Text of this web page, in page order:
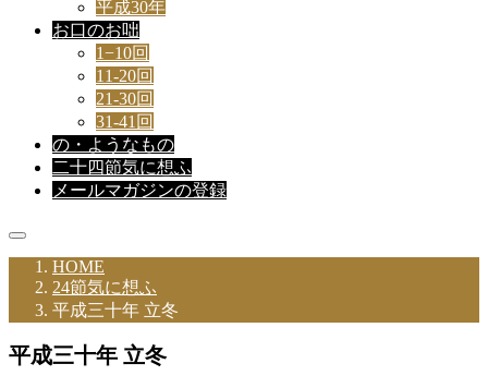
平成30年
お口のお咄
1−10回
11-20回
21-30回
31-41回
の・ようなもの
二十四節気に想ふ
メールマガジンの登録
HOME
24節気に想ふ
平成三十年 立冬
平成三十年 立冬